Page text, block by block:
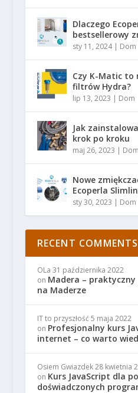
Dlaczego
bestsellerowy
sty 11, 2024| Dom
Czy K-Matic to
filtrów Hydra?
lip 13, 2023 | Dom
Jak
krok po kroku
maj 26, 2023 | Dom
Nowe
Ecoperla
sty 30, 2023 | Dom
RECENT COMMENTS
OLa 31 października 2022
on Madera –
na Maderze
IT to przyszłość 5 maja 2022
on Profesjonalny kurs
internet – co warto
Osiem Gwiazdek 28 kwietnia
on Kurs JavaScript dla
doświadczonych